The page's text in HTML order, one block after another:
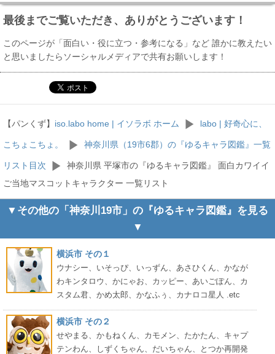
最後までご覧いただき、ありがとうございます！
このページが「面白い・役に立つ・参考になる」など 誰かに教えたい
と思いましたらソーシャルメディアで共有お願いします！
【パンくず】 iso.labo home | イソラボ ホーム labo | 好奇心に、
こちょこちょ。 神奈川県（19市6郡）の『ゆるキャラ図鑑』一覧
リスト目次
神奈川県 平塚市の『ゆるキャラ図鑑』 面白カワイイ
ご当地マスコットキャラクター 一覧リスト
▼その他の「神奈川19市」の『ゆるキャラ図鑑』を見る
▼
横浜市 その１
ウナシー、いそっぴ、いっずん、あさひくん、かなが
わキンタロウ、かにゃお、カッピー、あいごぽん、カ
スタム君、かめ太郎、かなふぅ、カナロコ星人 .etc
横浜市 その２
せやまる、かもねくん、カモメン、たかたん、キャプ
テンわん、しずくちゃん、だいちゃん、とつか再開発